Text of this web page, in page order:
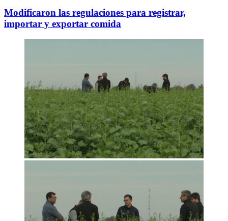
Modificaron las regulaciones para registrar,
importar y exportar comida